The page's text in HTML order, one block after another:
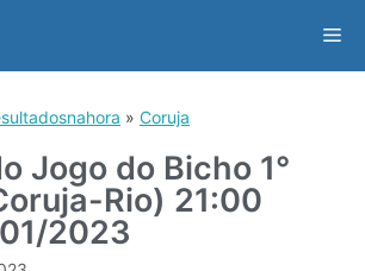
» Coruja
Jogo do Bicho 1°
Rio) 21:00
2023